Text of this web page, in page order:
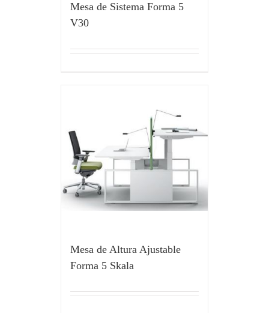
Mesa de Sistema Forma 5
V30
Mesa de Altura Ajustable
Forma 5 Skala